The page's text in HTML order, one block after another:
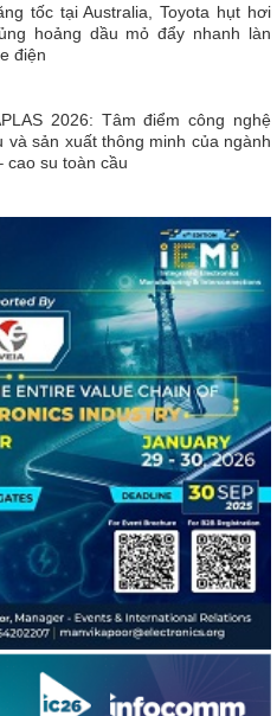
tốc tại Australia, Toyota hụt hơi
hoảng dầu mỏ đẩy nhanh làn
điện
2026: Tâm điểm công nghệ
và sản xuất thông minh của ngành
cao su toàn cầu